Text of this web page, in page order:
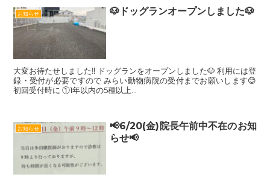
お知らせ 🐶ドッグランオープンしました🐶
大変お待たせしました‼️ ドッグランをオープンしました🐶 利用には登
録・受付が必要ですので みらい動物病院の受付までお願いします😊
初回受付時に ①1年以内の5種以上...
お知らせ
📢6/20(金)院長午前中不在のお知
らせ📢